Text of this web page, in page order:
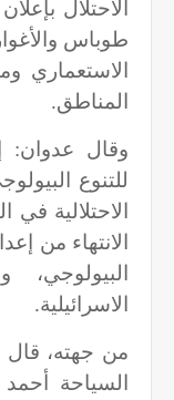
الاحتلال
طوباس
الاستعماري
المناطق.
وقال عدوان:
للتنوع
الاحتلالية في
الانتهاء من
البيولوجي،
الاسرائيلية.
من جهته، قال
السياحة أحمد